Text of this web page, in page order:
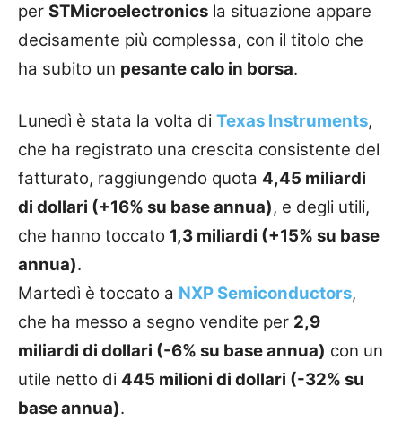
per STMicroelectronics la situazione appare
decisamente più complessa, con il titolo che
ha subito un pesante calo in borsa.
Lunedì è stata la volta di Texas Instruments,
che ha registrato una crescita consistente del
fatturato, raggiungendo quota 4,45 miliardi
di dollari (+16% su base annua), e degli utili,
che hanno toccato 1,3 miliardi (+15% su base
annua).
Martedì è toccato a NXP Semiconductors,
che ha messo a segno vendite per 2,9
miliardi di dollari (-6% su base annua) con un
utile netto di 445 milioni di dollari (-32% su
base annua).